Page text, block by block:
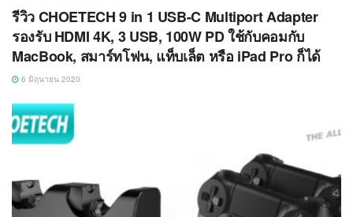
รีวิว CHOETECH 9 in 1 USB-C Multiport Adapter
รองรับ HDMI 4K, 3 USB, 100W PD ใช้กับคอมกับ
MacBook, สมาร์ทโฟน, แท็บเล็ต หรือ iPad Pro ก็ได้
6 มิถุนายน 2020